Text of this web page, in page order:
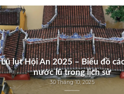
Lũ lụt Hội An 2025 – Biểu đồ
nước lũ trong lịch sử
30 Tháng 10, 2025